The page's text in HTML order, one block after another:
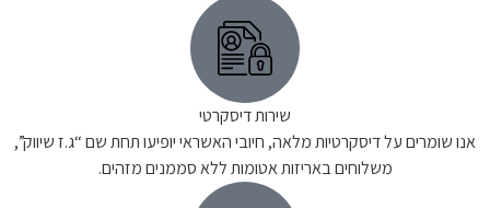
שירות דיסקרטי
אנו שומרים על דיסקרטיות מלאה, חיובי האשראי יופיעו תחת שם “ג.ז שיווק”,
משלוחים באריזות אטומות ללא סממנים מזהים.